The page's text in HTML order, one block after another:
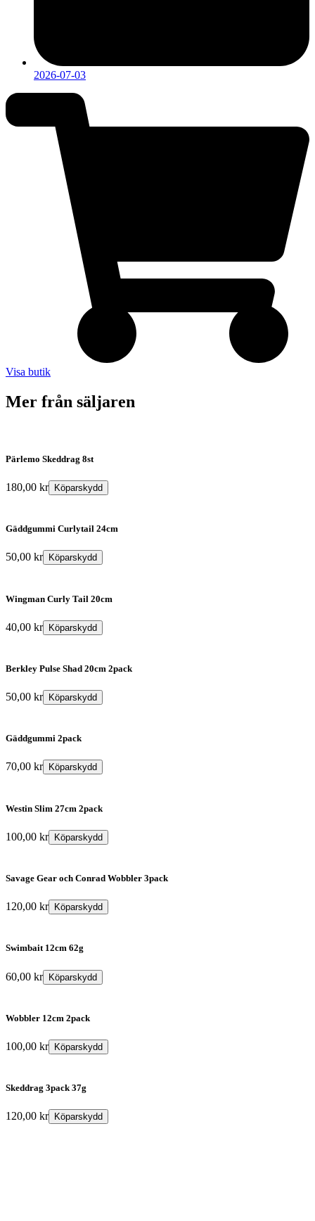
2026-07-03
Visa butik
Mer från säljaren
Pärlemo Skeddrag 8st
180,00 kr Köparskydd
Gäddgummi Curlytail 24cm
50,00 kr Köparskydd
Wingman Curly Tail 20cm
40,00 kr Köparskydd
Berkley Pulse Shad 20cm 2pack
50,00 kr Köparskydd
Gäddgummi 2pack
70,00 kr Köparskydd
Westin Slim 27cm 2pack
100,00 kr Köparskydd
Savage Gear och Conrad Wobbler 3pack
120,00 kr Köparskydd
Swimbait 12cm 62g
60,00 kr Köparskydd
Wobbler 12cm 2pack
100,00 kr Köparskydd
Skeddrag 3pack 37g
120,00 kr Köparskydd